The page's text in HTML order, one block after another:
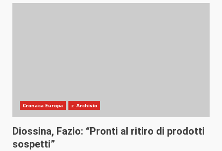
Cronaca Europa z_Archivio
Diossina, Fazio: “Pronti al ritiro di prodotti
sospetti”